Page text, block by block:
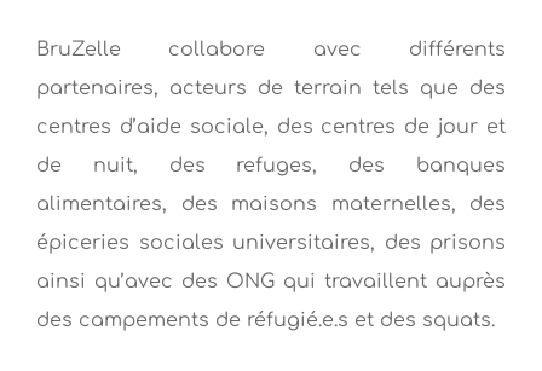
BruZelle collabore avec différents
partenaires, acteurs de terrain tels que des
centres d’aide sociale, des centres de jour et
de nuit, des refuges, des banques
alimentaires, des maisons maternelles, des
épiceries sociales universitaires, des prisons
ainsi qu’avec des ONG qui travaillent auprès
des campements de réfugié.e.s et des squats.